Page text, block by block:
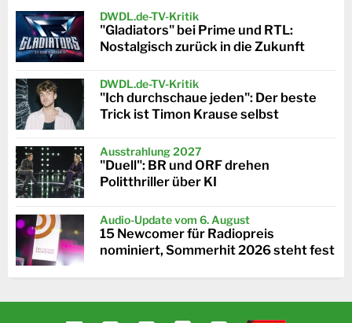
DWDL.de-TV-Kritik
"Gladiators" bei Prime und RTL:
Nostalgisch zurück in die Zukunft
DWDL.de-TV-Kritik
"Ich durchschaue jeden": Der beste
Trick ist Timon Krause selbst
Ausstrahlung 2027
"Duell": BR und ORF drehen
Politthriller über KI
Audio-Update vom 6. August
15 Newcomer für Radiopreis
nominiert, Sommerhit 2026 steht fest